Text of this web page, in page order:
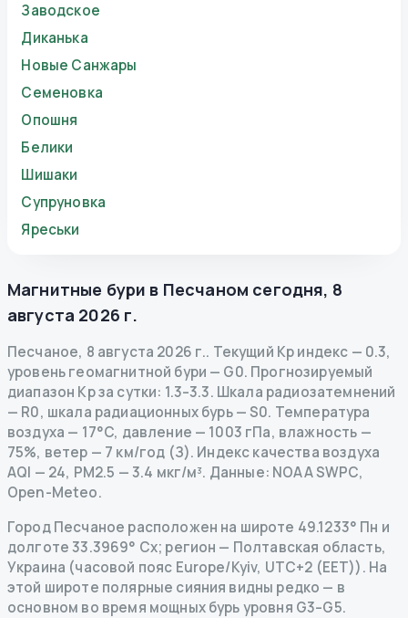
Заводское
Диканька
Новые Санжары
Семеновка
Опошня
Белики
Шишаки
Супруновка
Яреськи
Магнитные бури в Песчаном сегодня, 8
августа 2026 г.
Песчаное, 8 августа 2026 г.. Текущий Kp индекс — 0.3,
уровень геомагнитной бури — G0. Прогнозируемый
диапазон Kp за сутки: 1.3–3.3. Шкала радиозатемнений
— R0, шкала радиационных бурь— S0. Температура
воздуха — 17°C, давление — 1003 гПа, влажность —
75%, ветер — 7 км/год (З). Индекс качества воздуха
AQI — 24, PM2.5 — 3.4 мкг/м³. Данные: NOAA SWPC,
Open-Meteo.
Город Песчаное расположен на широте 49.1233° Пн и
долготе 33.3969° Сх; регион — Полтавская область,
Украина (часовой пояс Europe/Kyiv, UTC+2 (EET)). На
этой широте полярные сияния видны редко — в
основном во время мощных бурь уровня G3–G5.